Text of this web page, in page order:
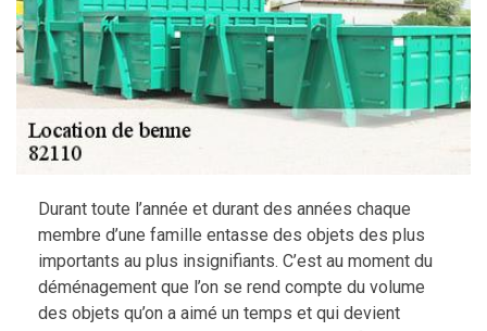
Durant toute l’année et durant des années chaque
membre d’une famille entasse des objets des plus
importants au plus insignifiants. C’est au moment du
déménagement que l’on se rend compte du volume
des objets qu’on a aimé un temps et qui devient